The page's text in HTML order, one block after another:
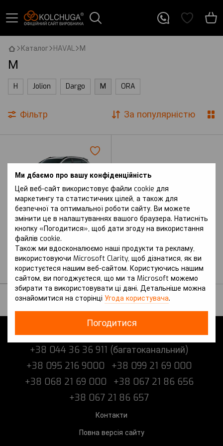
Ми дбаємо про вашу конфіденційність
Цей веб-сайт використовує файли cookie для
маркетингу та статистичних цілей, а також для
безпечної та оптимальної роботи сайту. Ви можете
змінити це в налаштуваннях вашого браузера. Натисніть
кнопку «Погодитися», щоб дати згоду на використання
файлів cookie.
Також ми вдосконалюємо наші продукти та рекламу,
використовуючи Microsoft Clarity, щоб дізнатися, як ви
користуєтеся нашим веб-сайтом. Користуючись нашим
сайтом, ви погоджуєтеся, що ми та Microsoft можемо
збирати та використовувати ці дані. Детальніше можна
ознайомитися на сторінці Угода користувача.
Погодитися
Каталог HAVAL М
М
H Jolion Dargo М ORA
Фільтр За популярністю
Артикул: M6 Plus (2021 р.-) I
покоління
HAVAL
Захист на Haval M6 Plus
(2021 р.-) I покоління
В наявності
+38 073 216 9000 (багатоканальний)
+38 044 36 36 911 (багатоканальний)
+38 095 216 9000
+38 099 21 69 000
+38 068 21 69 000
+38 067 21 86 656
+38 067 21 86 657
Контакти
Повна версія сайту